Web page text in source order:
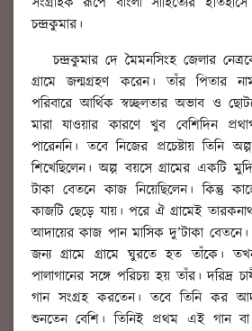
চন্দ্রকুমার।
চন্দ্রকুমার দে মৈমনসিংহ জেলার
গ্রামে জন্মগ্রহণ করেন। তাঁর পিতার
পরিবারে আর্থিক স্বচ্ছলতার অভাব ও
মারা যাওয়ার কারণে খুব বেশিদিন
পারেননি। তবে নিজের প্রচেষ্টায় তিনি
শিখেছিলেন। অল্প বয়সে গ্রামের একটি
টাকা বেতনে কাজ নিয়েছিলেন। কিন্তু
কাজটি ছেড়ে যায়। পরে ঐ গ্রামেই
আদায়ের কাজ পান মাসিক দু’টাকা
জন্য গ্রামে গ্রামে ঘুরতে হত তাঁকে।
পালাগানের সঙ্গে পরিচয় হয় তাঁর। দরিদ্র
গান সংগ্রহ করতেন। তবে তিনি কর
শুনতেন বেশি। তিনিই প্রথম এই গান বা